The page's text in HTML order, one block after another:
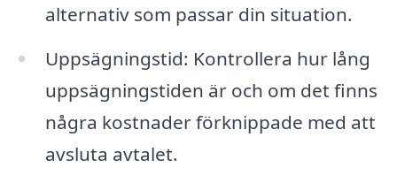
alternativ som passar din situation.
Uppsägningstid: Kontrollera hur lång
uppsägningstiden är och om det finns
några kostnader förknippade med att
avsluta avtalet.